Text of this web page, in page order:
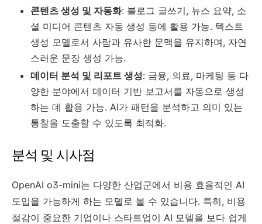
콘텐츠 생성 및 자동화: 블로그 글쓰기, 뉴스 요약, 소
셜 미디어 콘텐츠 자동 생성 등에 활용 가능. 텍스트
생성 모델로서 사람과 유사한 문맥을 유지하며, 자연
스러운 문장 생성 가능.
데이터 분석 및 리포트 생성: 금융, 의료, 마케팅 등 다
양한 분야에서 데이터 기반 보고서를 자동으로 생성
하는 데 활용 가능. AI가 패턴을 분석하고 의미 있는
통찰을 도출할 수 있도록 최적화.
분석 및 시사점
OpenAI o3-mini는 다양한 산업군에서 비용 효율적인 AI
도입을 가능하게 하는 모델로 볼 수 있습니다. 특히, 비용
절감이 중요한 기업이나 스타트업이 AI 모델을 보다 쉽게